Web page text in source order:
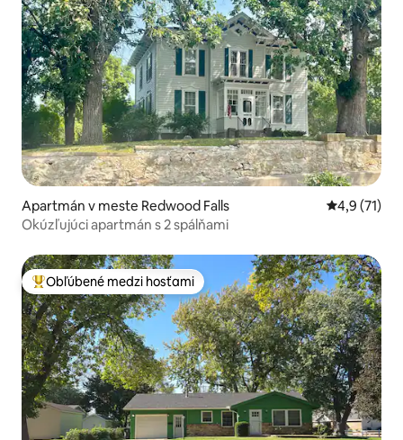
Apartmán v meste Redwood Falls Priemerné
4,9 (71)
Okúzľujúci apartmán s 2 spálňami
Najobľúbenejšie medzi hosťami
Obľúbené medzi hosťami